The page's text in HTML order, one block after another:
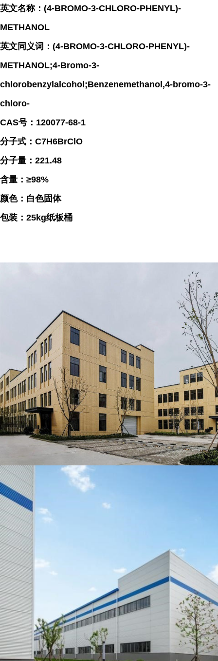
英文名称：(4-BROMO-3-CHLORO-PHENYL)-
METHANOL
英文同义词：(4-BROMO-3-CHLORO-PHENYL)-
METHANOL;4-Bromo-3-
chlorobenzylalcohol;Benzenemethanol,4-bromo-3-
chloro-
CAS号：120077-68-1
分子式：C7H6BrClO
分子量：221.48
含量：≥98%
颜色：白色固体
包装：25kg纸板桶